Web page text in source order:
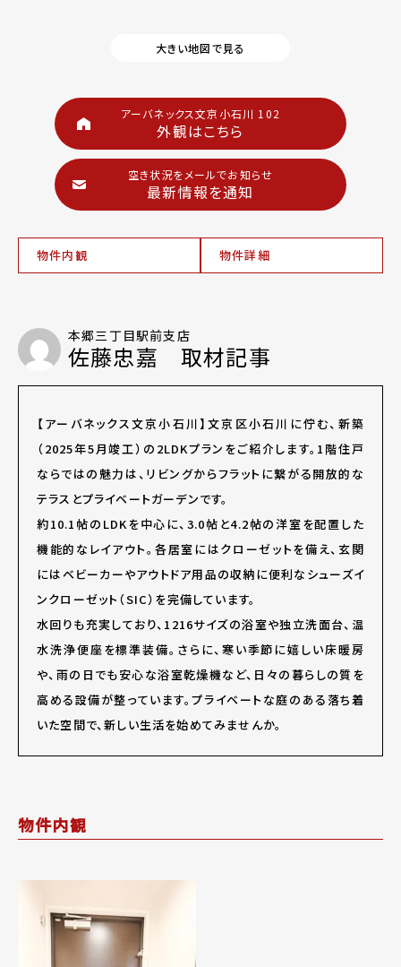
大きい地図で見る
アーバネックス文京小石川 102
外観はこちら
空き状況をメールでお知らせ
最新情報を通知
物件内観 物件詳細
本郷三丁目駅前支店
佐藤忠嘉 取材記事
【アーバネックス文京小石川】文京区小石川に佇む、新築
（2025年5月竣工）の2LDKプランをご紹介します。1階住戸
ならではの魅力は、リビングからフラットに繋がる開放的な
テラスとプライベートガーデンです。
約10.1帖のLDKを中心に、3.0帖と4.2帖の洋室を配置した
機能的なレイアウト。各居室にはクローゼットを備え、玄関
にはベビーカーやアウトドア用品の収納に便利なシューズイ
ンクローゼット（SIC）を完備しています。
水回りも充実しており、1216サイズの浴室や独立洗面台、温
水洗浄便座を標準装備。さらに、寒い季節に嬉しい床暖房
や、雨の日でも安心な浴室乾燥機など、日々の暮らしの質を
高める設備が整っています。プライベートな庭のある落ち着
いた空間で、新しい生活を始めてみませんか。
物件内観